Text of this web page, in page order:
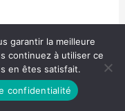
constant: laver
laisser poser
La
fréquence
garantir la meilleure
continuez à utiliser ce
en êtes satisfait.
confidentialité